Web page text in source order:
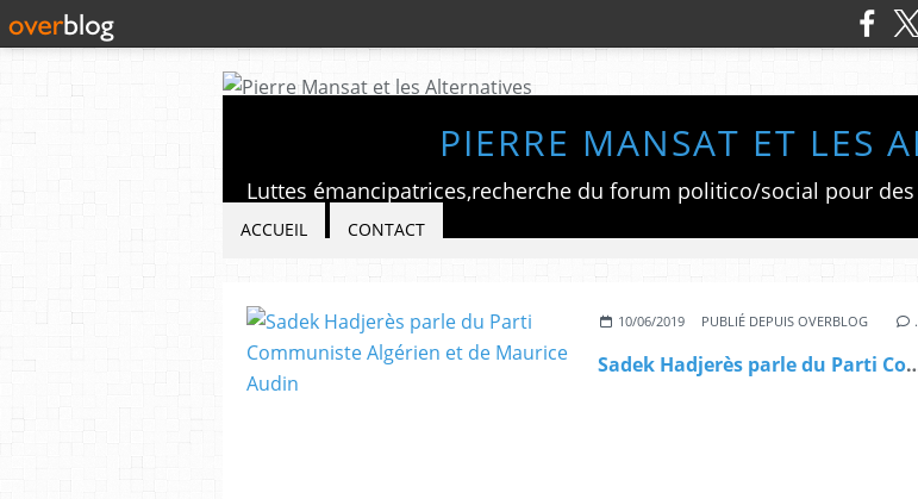
PIERRE MANSAT ET LES
ACCUEIL CONTACT
10/06/2019 PUBLIÉ DEPUIS OVERBLOG
Sadek Hadjerès parle du Parti